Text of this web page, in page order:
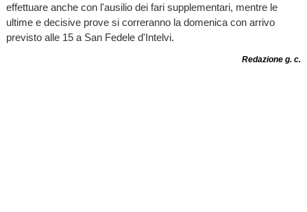
effettuare anche con l'ausilio dei fari supplementari, mentre le
ultime e decisive prove si correranno la domenica con arrivo
previsto alle 15 a San Fedele d'Intelvi.
Redazione g. c.